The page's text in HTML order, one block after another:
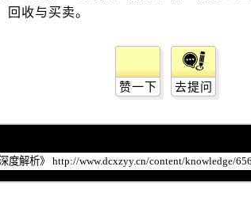
赞一下 去提问